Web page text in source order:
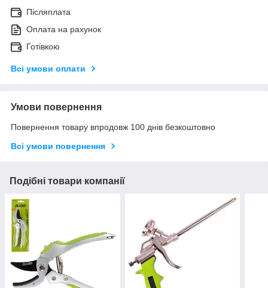
Післяплата
Оплата на рахунок
Готівкою
Всі умови оплати
Умови повернення
Повернення товару впродовж 100 днів безкоштовно
Всі умови повернення
Подібні товари компанії